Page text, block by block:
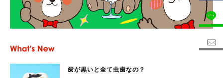
歯が黒いと全て虫歯なの？